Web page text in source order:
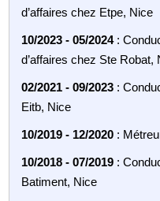
d’affaires chez Etpe, Nice
10/2023 - 05/2024:
d’affaires chez Ste Robat,
02/2021 - 09/2023 :
Eitb, Nice
10/2019 - 12/2020 :
10/2018 - 07/2019 :
Batiment, Nice